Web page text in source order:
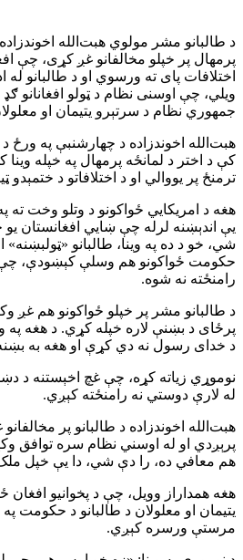
د طالبانو مشر مولوي هبت‌الله
پرمهال پر خپلو مخالفانو غږ کړی، چې
اختلافات پای ته ورسوي او د طالبانو
ویلي، چې اوسنی نظام د ټولو افغانانو
جمهوري نظام د سرتېرو یتیمان او
هبت‌الله اخوندزاده د چهارشنبې په ورځ
کې د اختر د لمانځه پرمهال په خپله وینا
ترمنځ پر یووالي او د اختلافاتو د ختمېدو
هغه د امریکايي ځواکونو د وتلو وخت ته
یې اندېښنه لرله چې ښايي افغانستان یو
شي، خو د ده په وینا، طالبانو «ټولبښنه»
حکومت ځواکونو هم وسلې کېښودې، چې
رامنځته نه شوه.
د طالبانو مشر پر خپلو ځواکونو هم غږ
پرځای د بښنې لاره خپله کړي. د هغه
د خدای رسول نه دي کړې او هغه به
نوموړي زیاته کړه، چې غچ اخېستنه د
له لارې دوستي نه رامنځته کېږي.
هبت‌الله اخوندزاده د طالبانو پر
پرېږدي او له اوسني نظام سره توافق
هم معافي ده، را دې شي، دا یې خپل
هغه همداراز وویل، چې د پخوانیو افغان
یتیمان او معلولان د طالبانو د حکومت
مرستې ورسره کېږي.